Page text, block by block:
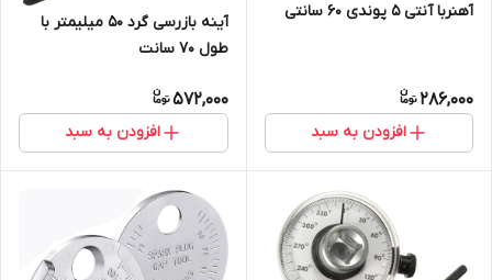
آهنربا آنتی 5 پوندی 60 سانتی
286,000
افزودن به سبد
آینه بازرسی گرد 50 میلیمتر با
طول 70 سانت
572,000
افزودن به سبد